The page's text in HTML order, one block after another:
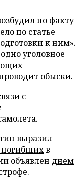
по факту
по статье
к ним».
уголовное
обыски.
с
выразил
погибшихв
объявлен днем